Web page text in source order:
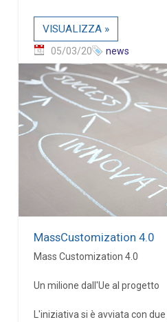
VISUALIZZA »
05/03/20 news
MassCustomization 4.0
Mass Customization 4.0
Un milione dall'Ue al progetto
L'iniziativa si è avviata con